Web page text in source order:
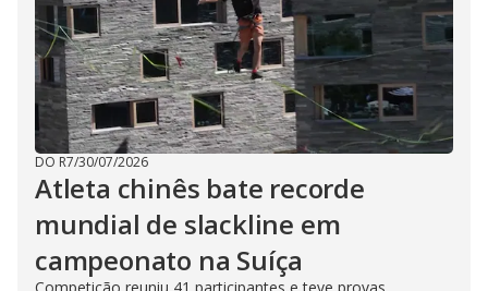
DO R7/30/07/2026
Atleta chinês bate recorde
mundial de slackline em
campeonato na Suíça